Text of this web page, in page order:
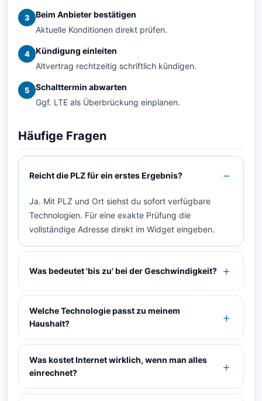
3
Beim Anbieter bestätigen
Aktuelle Konditionen direkt prüfen.
4
Kündigung einleiten
Altvertrag rechtzeitig schriftlich kündigen.
5
Schalttermin abwarten
Ggf. LTE als Überbrückung einplanen.
Häufige Fragen
Reicht die PLZ für ein erstes Ergebnis?
Ja. Mit PLZ und Ort siehst du sofort verfügbare
Technologien. Für eine exakte Prüfung die
vollständige Adresse direkt im Widget eingeben.
Was bedeutet 'bis zu' bei der Geschwindigkeit?
Welche Technologie passt zu meinem
Haushalt?
Was kostet Internet wirklich, wenn man alles
einrechnet?